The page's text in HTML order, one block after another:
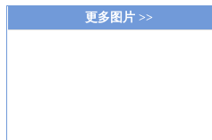
更多图片 >>